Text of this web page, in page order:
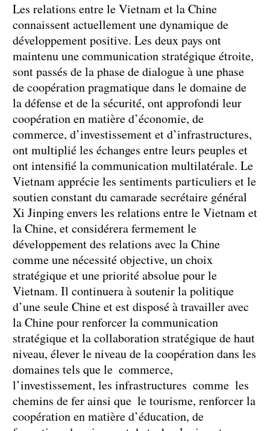
Les relations entre le Vietnam et la Chine
connaissent actuellement une dynamique de
développement positive. Les deux pays ont
maintenu une communication stratégique étroite,
sont passés de la phase de dialogue à une phase
de coopération pragmatique dans le domaine de
la défense et de la sécurité, ont approfondi leur
coopération en matière d’économie, de
commerce, d’investissement et d’infrastructures,
ont multiplié les échanges entre leurs peuples et
ont intensifié la communication multilatérale. Le
Vietnam apprécie les sentiments particuliers et le
soutien constant du camarade secrétaire général
Xi Jinping envers les relations entre le Vietnam et
la Chine, et considérera fermement le
développement des relations avec la Chine
comme une nécessité objective, un choix
stratégique et une priorité absolue pour le
Vietnam. Il continuera à soutenir la politique
d’une seule Chine et est disposé à travailler avec
la Chine pour renforcer la communication
stratégique et la collaboration stratégique de haut
niveau, élever le niveau de la coopération dans les
domaines tels que le commerce,
l’investissement, les infrastructures comme les
chemins de fer ainsi que le tourisme, renforcer la
coopération en matière d’éducation, de